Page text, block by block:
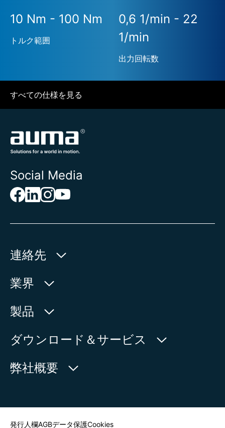
10 Nm - 100 Nm
トルク範囲
0,6 1/min - 22
1/min
出力回転数
すべての仕様を見る
Social Media
連絡先
AUMA Riester
Aumastr. 1
地図上に表示
電話:+49 7631 809 - 0
業界
水利産業
電力
製造部門
製品
製品検索
ダウンロード＆サービス
myAUMA
弊社概要
発行人欄AGBデータ保護Cookies